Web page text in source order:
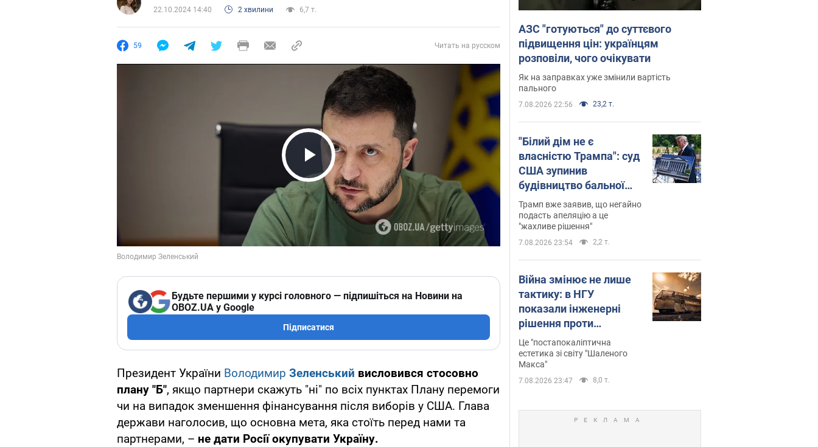
22.10.2024 14:40
2 хвилини 6,7 т.
59 Читать на русском
Play Video
Будьте першими у курсі головного — підпишіться на Новини на
OBOZ.UA у Google
Підписатися
Президент України Володимир Зеленський висловився стосовно
плану "Б", якщо партнери скажуть "ні" по всіх пунктах Плану перемоги
чи на випадок зменшення фінансування після виборів у США. Глава
держави наголосив, що основна мета, яка стоїть перед нами та
партнерами, – не дати Росії окупувати Україну.
АЗС "готуються" до суттєвого
підвищення цін: українцям
розповіли, чого очікувати
Як на заправках уже змінили вартість
пального
7.08.2026 22:56 23,2 т.
"Білий дім не є
власністю Трампа": суд
США зупинив
будівництво бальної
зали за $400 млн
Трамп вже заявив, що негайно
подасть апеляцію а це
"жахливе рішення"
7.08.2026 23:54 2,2 т.
Війна змінює не лише
тактику: в НГУ
показали інженерні
рішення проти
російських FPV-дронів.
Фото
Це "постапокаліптична
естетика зі світу "Шаленого
Макса"
7.08.2026 23:47 8,0 т.